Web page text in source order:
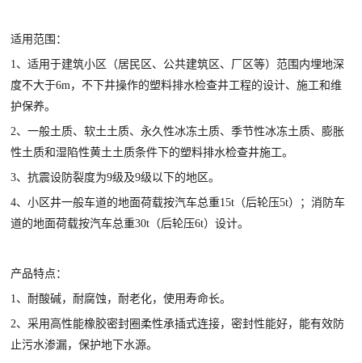
适用范围：
1、适用于建筑小区（居民区、公共建筑区、厂区等）范围内埋地深
度不大于6m，不下井操作的塑料排水检查井工程的设计、施工和维
护保养。
2、一般土质、软土土质、永久性冰冻土质、季节性冰冻土质、膨胀
性土质和湿陷性黄土土质条件下的塑料排水检查井施工。
3、抗震设防裂度为9级及9级以下的地区。
4、小区井一般车道的地面荷载按汽车总重15t（后轮压5t）；消防车
道的地面荷载按汽车总重30t（后轮压6t）设计。
产品特点：
1、耐酸碱，耐腐蚀，耐老化，使用寿命长。
2、采用高性能橡胶密封圈柔性承插式连接，密封性能好，能有效防
止污水渗漏，保护地下水源。